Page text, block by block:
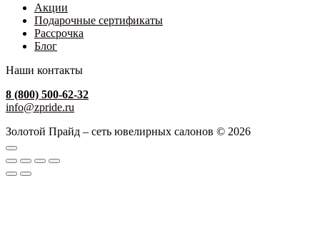
Акции
Подарочные сертификаты
Рассрочка
Блог
Наши контакты
8 (800) 500-62-32
info@zpride.ru
Золотой Прайд – сеть ювелирных салонов © 2026